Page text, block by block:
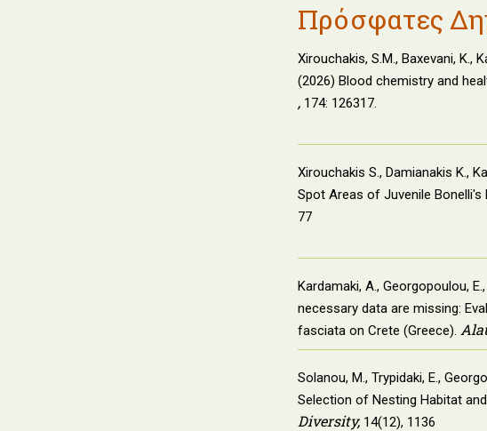
Πρόσφατες
Xirouchakis, S.M., Baxevani, K.,
(2026) Blood chemistry and
, 174: 126317.
Xirouchakis S., Damianakis K.,
Spot Areas of Juvenile Bonelli's
77
Kardamaki, A., Georgopoulou,
necessary data are missing:
fasciata on Crete (Greece).
Solanou, M., Trypidaki, E.,
Selection of Nesting Habitat
Diversity, 14(12), 1136